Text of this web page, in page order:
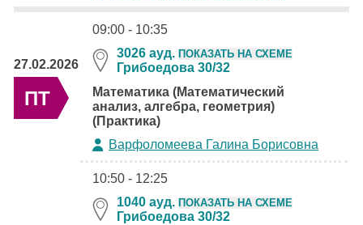
27.02.2026
ПТ
09:00 - 10:35
3026 ауд. ПОКАЗАТЬ НА СХЕМЕ
Грибоедова 30/32
Математика (Математический
анализ, алгебра, геометрия)
(Практика)
Варфоломеева Галина Борисовна
10:50 - 12:25
1040 ауд. ПОКАЗАТЬ НА СХЕМЕ
Грибоедова 30/32